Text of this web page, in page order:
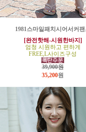
1981스마일패치시어서커팬
[완전핫해-시원한바지]
엄청 시원하고 편하게
FREE,L사이즈구성
39,900원
35,200원